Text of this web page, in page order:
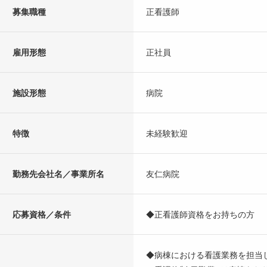
募集職種 正看護師
雇用形態 正社員
施設形態 病院
特徴 未経験歓迎
勤務先会社名／事業所名 友仁病院
応募資格／条件 ◆正看護師資格をお持ちの方
◆病棟における看護業務を担当